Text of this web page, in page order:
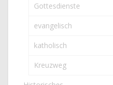
Gottesdienste
evangelisch
katholisch
Kreuzweg